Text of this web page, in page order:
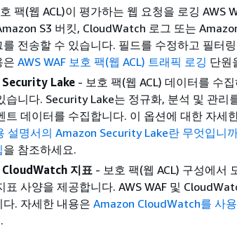
팩(웹 ACL)이 평가하는 웹 요청을 로깅 AWS
S3 버킷, CloudWatch 로그 또는
를 전송할 수 있습니다. 필드를 수정하고 필터
은 AWS WAF 보호 팩(웹 ACL) 트래픽 로깅 단원
Lake - 보호 팩(웹 ACL) 데이터를 수
습니다. Security Lake는 정규화, 분석 및 관리
트 데이터를 수집합니다. 이 옵션에 대한 자세
설명서의 Amazon Security Lake란 무엇입니
을 참조하세요.
지표 - 보호 팩(웹 ACL) 구성에서
표 사양을 제공합니다. AWS WAF 및
. 자세한 내용은 Amazon CloudWatch를 사